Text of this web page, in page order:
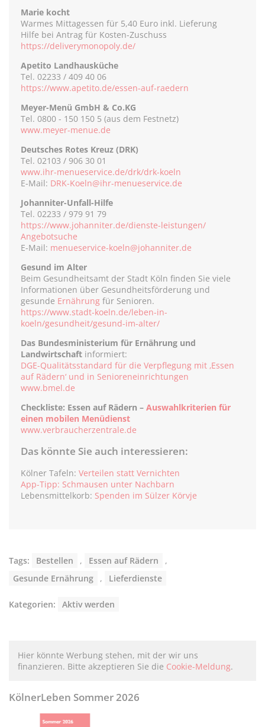
Marie kocht
Warmes Mittagessen für 5,40 Euro inkl. Lieferung
Hilfe bei Antrag für Kosten-Zuschuss
https://deliverymonopoly.de/
Apetito Landhausküche
Tel. 02233 / 409 40 06
https://www.apetito.de/essen-auf-raedern
Meyer-Menü GmbH & Co.KG
Tel. 0800 - 150 150 5 (aus dem Festnetz)
www.meyer-menue.de
Deutsches Rotes Kreuz (DRK)
Tel. 02103 / 906 30 01
www.ihr-menueservice.de/drk/drk-koeln
E-Mail: DRK-Koeln@ihr-menueservice.de
Johanniter-Unfall-Hilfe
Tel. 02233 / 979 91 79
https://www.johanniter.de/dienste-leistungen/
Angebotsuche
E-Mail: menueservice-koeln@johanniter.de
Gesund im Alter
Beim Gesundheitsamt der Stadt Köln finden Sie viele
Informationen über Gesundheitsförderung und
gesunde Ernährung für Senioren.
https://www.stadt-koeln.de/leben-in-
koeln/gesundheit/gesund-im-alter/
Das Bundesministerium für Ernährung und
Landwirtschaft informiert:
DGE-Qualitätsstandard für die Verpflegung mit ‚Essen
auf Rädern‘ und in Senioreneinrichtungen
www.bmel.de
Checkliste: Essen auf Rädern – Auswahlkriterien für
einen mobilen Menüdienst
www.verbraucherzentrale.de
Das könnte Sie auch interessieren:
Kölner Tafeln: Verteilen statt Vernichten
App-Tipp: Schmausen unter Nachbarn
Lebensmittelkorb: Spenden im Sülzer Körvje
Tags: Bestellen , Essen auf Rädern
,
Gesunde Ernährung
, Lieferdienste
Kategorien: Aktiv werden
Hier könnte Werbung stehen, mit der wir uns
finanzieren. Bitte akzeptieren Sie die Cookie-Meldung.
KölnerLeben Sommer 2026